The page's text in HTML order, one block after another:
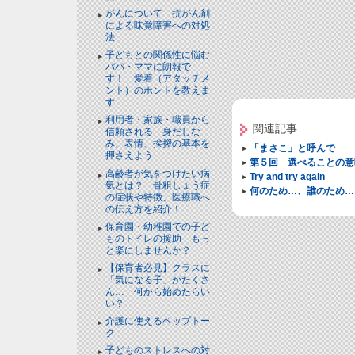
がんについて 抗がん剤
による味覚障害への対処
法
子どもとの関係性に悩む
パパ・ママに朗報で
す！ 愛着（アタッチメ
ント）のホントを教えま
す
利用者・家族・職員から
信頼される 身だしな
み、表情、挨拶の基本を
押さえよう
高齢者が気をつけたい病
気とは？ 骨粗しょう症
の症状や特徴、医療職へ
の伝え方を紹介！
保育園・幼稚園での子ど
ものトイレの援助 もっ
と楽にしませんか？
【保育者必見】クラスに
「気になる子」がたくさ
ん… 何から始めたらい
い？
介護に使えるペップトー
ク
子どものストレスへの対
関連記事
「まさこ」と呼んで
第５回 選べることの意
Try and try again
何のため…、誰のため…